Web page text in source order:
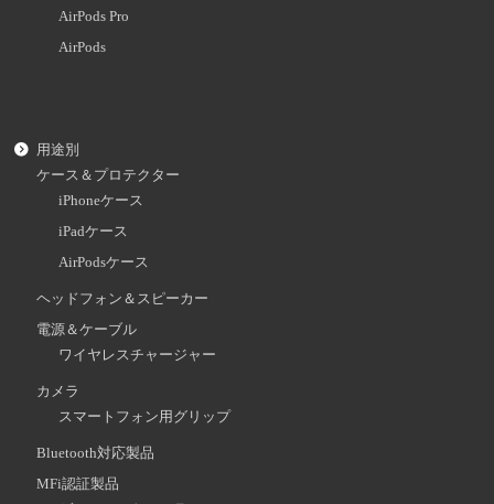
AirPods Pro
AirPods
用途別
ケース＆プロテクター
iPhoneケース
iPadケース
AirPodsケース
ヘッドフォン＆スピーカー
電源＆ケーブル
ワイヤレスチャージャー
カメラ
スマートフォン用グリップ
Bluetooth対応製品
MFi認証製品